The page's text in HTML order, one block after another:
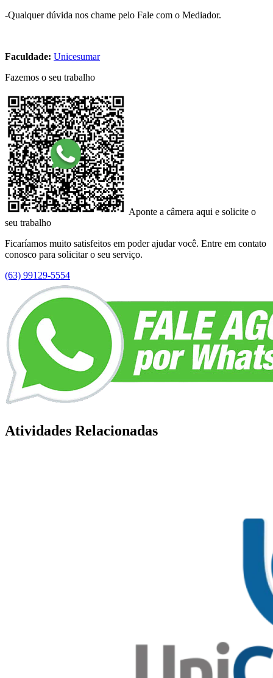
-Qualquer dúvida nos chame pelo Fale com o Mediador.
Faculdade: Unicesumar
Fazemos o seu trabalho
Aponte a câmera aqui e solicite o
seu trabalho
Ficaríamos muito satisfeitos em poder ajudar você. Entre em contato
conosco para solicitar o seu serviço.
(63) 99129-5554
Atividades Relacionadas